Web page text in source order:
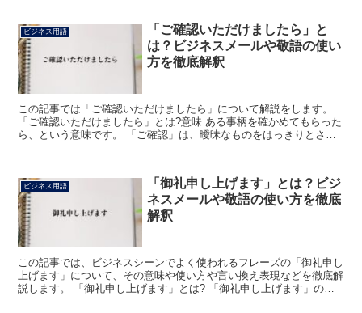
ビジネス用語
「ご確認いただけましたら」と
は？ビジネスメールや敬語の使い
方を徹底解釈
この記事では「ご確認いただけましたら」について解説をします。
「ご確認いただけましたら」とは?意味 ある事柄を確かめてもらった
ら、という意味です。 「ご確認」は、曖昧なものをはっきりとさせ
ビジネス用語
「御礼申し上げます」とは？ビジ
ネスメールや敬語の使い方を徹底
解釈
この記事では、ビジネスシーンでよく使われるフレーズの「御礼申し
上げます」について、その意味や使い方や言い換え表現などを徹底解
説します。 「御礼申し上げます」とは? 「御礼申し上げます」のフ